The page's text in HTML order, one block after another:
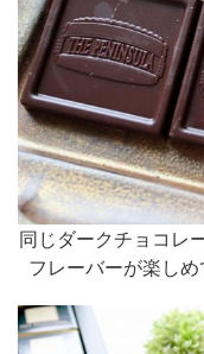
同じダークチョコレ
フレーバーが楽し